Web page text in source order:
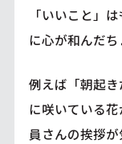
「いいこと」
に心が和んだち
例えば「朝起
に咲いている
員さんの挨拶